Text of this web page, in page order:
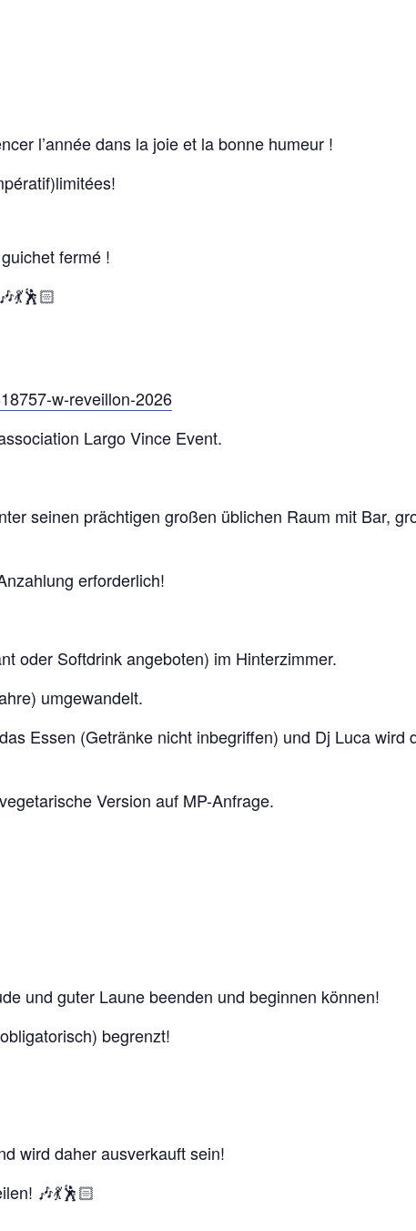
l’année dans la joie et la bonne humeur !
fermé !
w-reveillon-2026
Largo Vince Event.
seinen prächtigen großen üblichen Raum mit Bar,
erforderlich!
oder Softdrink angeboten) im Hinterzimmer.
umgewandelt.
Essen (Getränke nicht inbegriffen) und Dj Luca wird
Version auf MP-Anfrage.
und guter Laune beenden und beginnen können!
begrenzt!
wird daher ausverkauft sein!
🎶💃🕺🏻